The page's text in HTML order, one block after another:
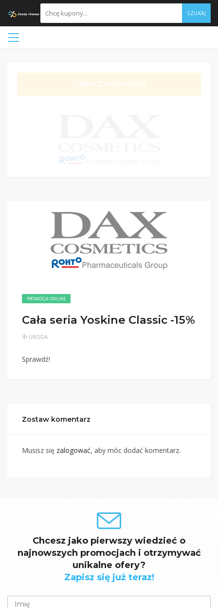
SZUKAJ
ZOBACZ PROMOCJĘ
PROMOCJA ONLINE
Cała seria Yoskine Classic -15%
URODA
Sprawdź!
Zostaw komentarz
Musisz się zalogować, aby móc dodać komentarz.
Chcesz jako pierwszy wiedzieć o
najnowszych promocjach i otrzymywać
unikalne ofery?
Zapisz się już teraz!